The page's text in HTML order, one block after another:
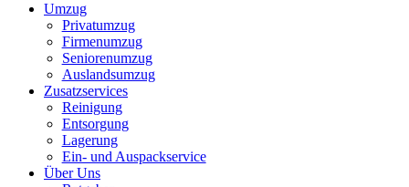
Umzug
Privatumzug
Firmenumzug
Seniorenumzug
Auslandsumzug
Zusatzservices
Reinigung
Entsorgung
Lagerung
Ein- und Auspackservice
Über Uns